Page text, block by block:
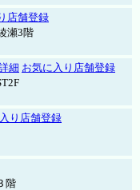
店舗登録
瀬3階
細 お気に入り店舗登録
り店舗登録
階